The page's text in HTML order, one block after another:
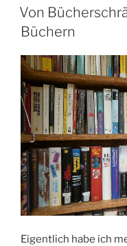
AM
Von
Büchern
Eigentlich habe ich